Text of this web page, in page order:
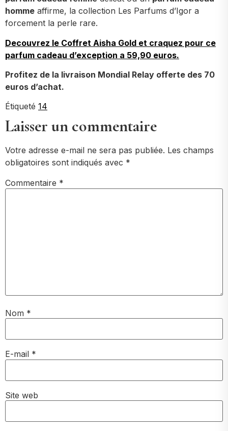
homme affirme, la collection Les Parfums d’Igor a
forcement la perle rare.
Decouvrez le Coffret Aisha Gold et craquez pour ce
parfum cadeau d’exception a 59,90 euros.
Profitez de la livraison Mondial Relay offerte des 70
euros d’achat.
Étiqueté 14
Laisser un commentaire
Votre adresse e-mail ne sera pas publiée. Les champs
obligatoires sont indiqués avec *
Commentaire *
Nom *
E-mail *
Site web